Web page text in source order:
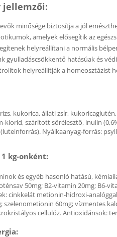
jellemzői:
minősége biztosítja a jól
amelyek elősegítik az
helyreállítani a normális
gyulladáscsökkentő hatásúak és
helyreállítják a homeosztázist
kukorica, állati zsír,
klorid, szárított sörélesztő, inulin
Nyálkaanyag-forrás:
kg-onként:
és egyéb hasonló hatású,
50mg; B2-vitamin 20mg; B6-
cinkkelát metionin-hidroxi-
szelenometionin 60mg; vízmentes
cellulóz. Antioxidánsok: